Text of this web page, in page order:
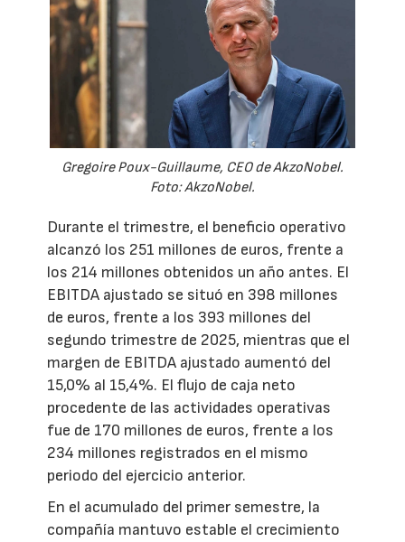
Gregoire Poux-Guillaume, CEO de AkzoNobel.
Foto: AkzoNobel.
Durante el trimestre, el beneficio operativo
alcanzó los 251 millones de euros, frente a
los 214 millones obtenidos un año antes. El
EBITDA ajustado se situó en 398 millones
de euros, frente a los 393 millones del
segundo trimestre de 2025, mientras que el
margen de EBITDA ajustado aumentó del
15,0% al 15,4%. El flujo de caja neto
procedente de las actividades operativas
fue de 170 millones de euros, frente a los
234 millones registrados en el mismo
periodo del ejercicio anterior.
En el acumulado del primer semestre, la
compañía mantuvo estable el crecimiento